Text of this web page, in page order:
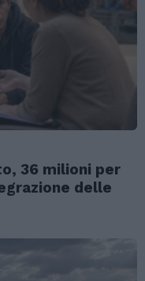
36 milioni per
delle